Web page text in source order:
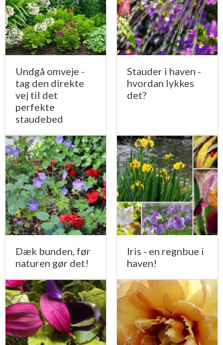
Undgå omveje -
tag den direkte
vej til det
perfekte
staudebed
Stauder i haven -
hvordan lykkes
det?
Dæk bunden, før
naturen gør det!
Iris - en regnbue i
haven!